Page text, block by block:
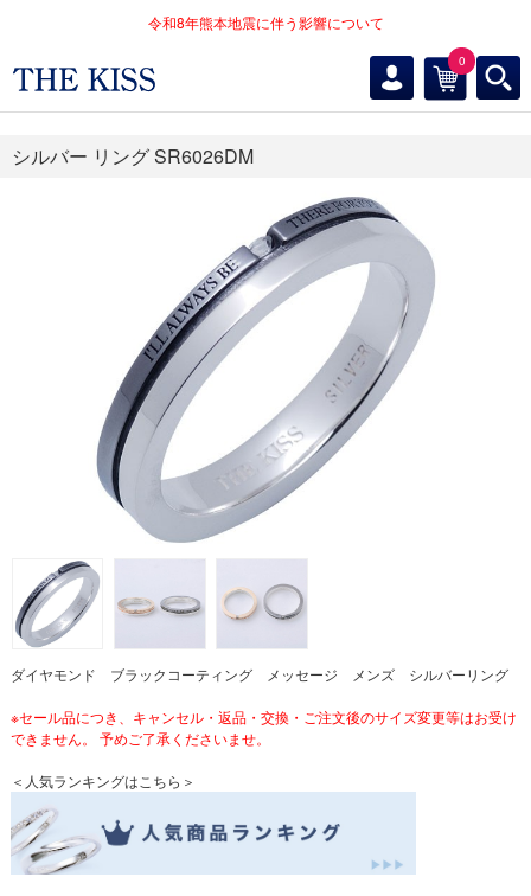
令和8年熊本地震に伴う影響について
0
シルバー リング SR6026DM
ダイヤモンド ブラックコーティング メッセージ メンズ シルバーリング
※セール品につき、キャンセル・返品・交換・ご注文後のサイズ変更等はお受け
できません。 予めご了承くださいませ。
＜人気ランキングはこちら＞